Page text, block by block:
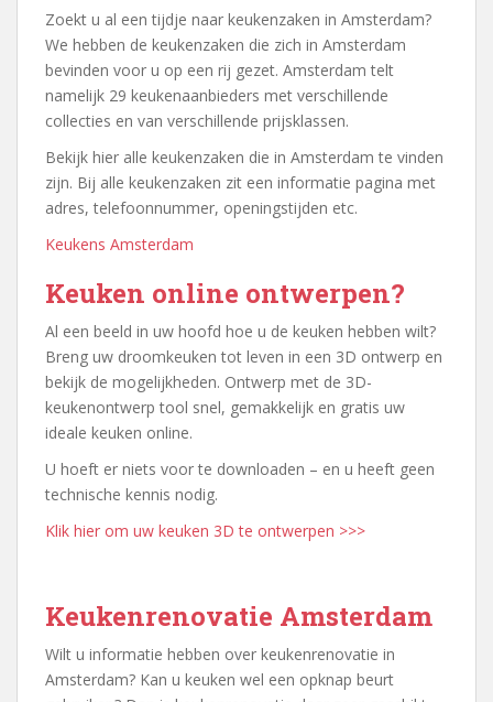
Zoekt u al een tijdje naar keukenzaken in Amsterdam?
We hebben de keukenzaken die zich in Amsterdam
bevinden voor u op een rij gezet. Amsterdam telt
namelijk 29 keukenaanbieders met verschillende
collecties en van verschillende prijsklassen.
Bekijk hier alle keukenzaken die in Amsterdam te vinden
zijn. Bij alle keukenzaken zit een informatie pagina met
adres, telefoonnummer, openingstijden etc.
Keukens Amsterdam
Keuken online ontwerpen?
Al een beeld in uw hoofd hoe u de keuken hebben wilt?
Breng uw droomkeuken tot leven in een 3D ontwerp en
bekijk de mogelijkheden. Ontwerp met de 3D-
keukenontwerp tool snel, gemakkelijk en gratis uw
ideale keuken online.
U hoeft er niets voor te downloaden – en u heeft geen
technische kennis nodig.
Klik hier om uw keuken 3D te ontwerpen >>>
Keukenrenovatie Amsterdam
Wilt u informatie hebben over keukenrenovatie in
Amsterdam? Kan u keuken wel een opknap beurt